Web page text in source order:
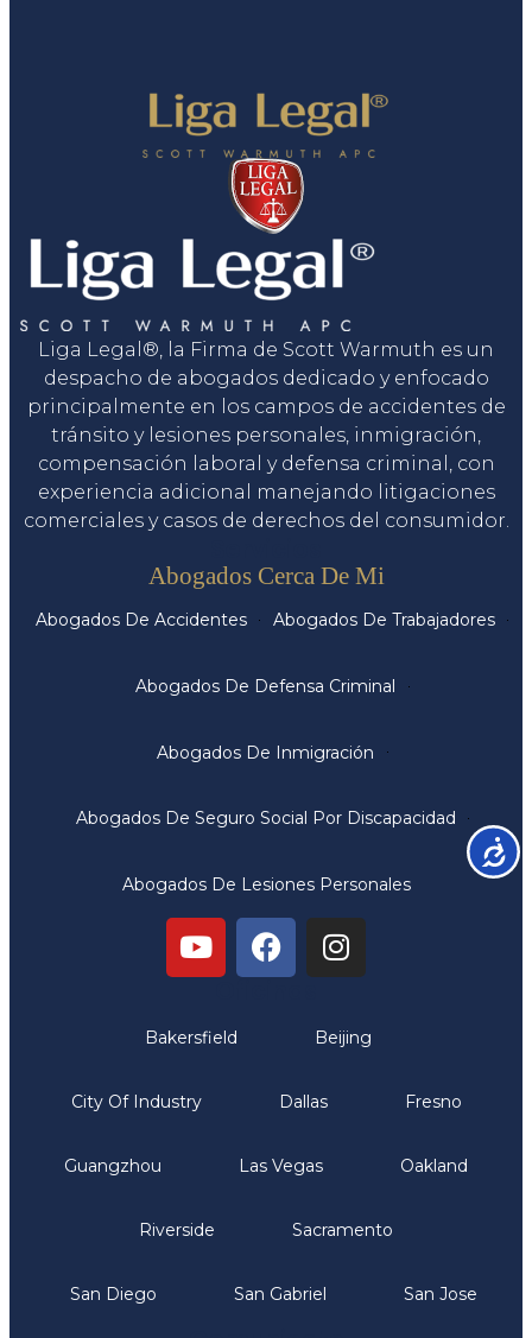
Liga Legal®, la Firma de Scott Warmuth es un
despacho de abogados dedicado y enfocado
principalmente en los campos de accidentes de
tránsito y lesiones personales, inmigración,
compensación laboral y defensa criminal, con
experiencia adicional manejando litigaciones
comerciales y casos de derechos del consumidor.
Abogados Cerca De Mi
Abogados De Accidentes Abogados De Trabajadores
Abogados De Defensa Criminal
Abogados De Inmigración
Abogados De Seguro Social Por Discapacidad
Abogados De Lesiones Personales
Bakersfield Beijing
City Of Industry Dallas Fresno
Guangzhou Las Vegas Oakland
Riverside Sacramento
San Diego San Gabriel San Jose